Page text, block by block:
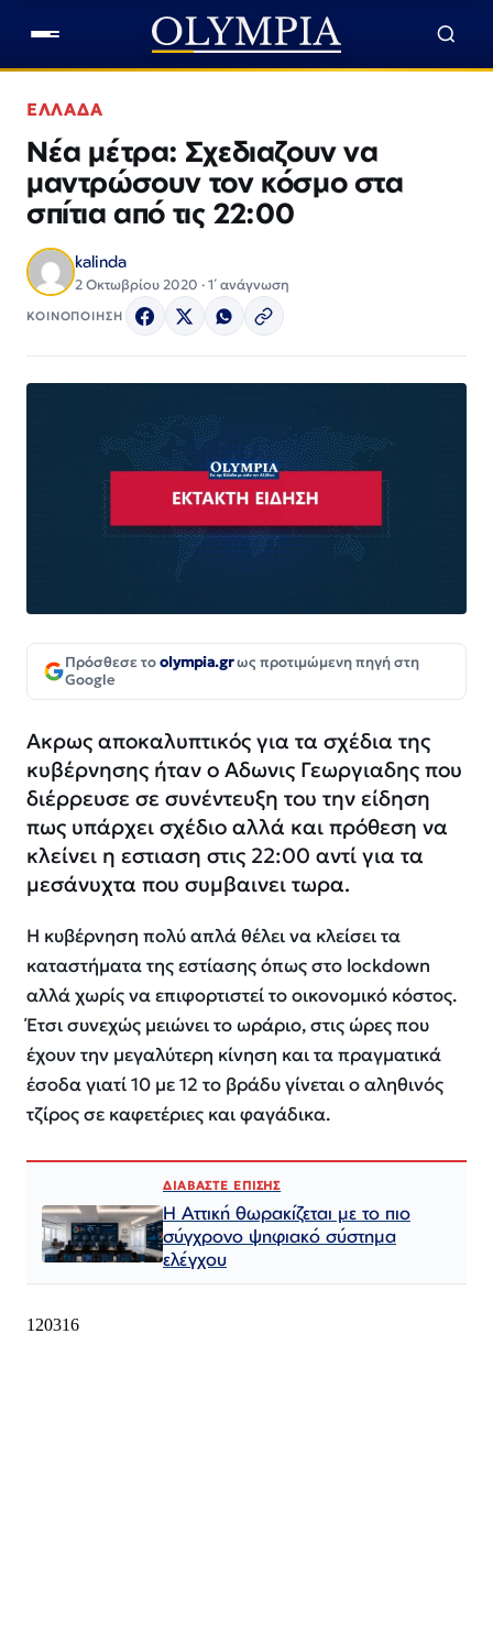
ΕΛΛΑΔΑ
Νέα μέτρα: Σχεδιαζουν να
μαντρώσουν τον κόσμο στα
σπίτια από τις 22:00
kalinda
2 Οκτωβρίου 2020 · 1΄ ανάγνωση
ΚΟΙΝΟΠΟΙΗΣΗ
Πρόσθεσε τοolympia.grως προτιμώμενη πηγή στη
Google
Ακρως αποκαλυπτικός για τα σχέδια της
κυβέρνησης ήταν ο Αδωνις Γεωργιαδης που
διέρρευσε σε συνέντευξη του την είδηση
πως υπάρχει σχέδιο αλλά και πρόθεση να
κλείνει η εστιαση στις 22:00 αντί για τα
μεσάνυχτα που συμβαινει τωρα.
Η κυβέρνηση πολύ απλά θέλει να κλείσει τα
καταστήματα της εστίασης όπως στο lockdown
αλλά χωρίς να επιφορτιστεί το οικονομικό κόστος.
Έτσι συνεχώς μειώνει το ωράριο, στις ώρες που
έχουν την μεγαλύτερη κίνηση και τα πραγματικά
έσοδα γιατί 10 με 12 το βράδυ γίνεται ο αληθινός
τζίρος σε καφετέριες και φαγάδικα.
ΔΙΑΒΑΣΤΕ ΕΠΙΣΗΣ
Η Αττική θωρακίζεται με το πιο
σύγχρονο ψηφιακό σύστημα
ελέγχου